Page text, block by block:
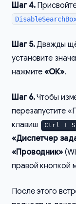
Шаг 4.
Шаг 5.Дважды
установите
нажмите«ОК».
Шаг 6.Чтобы
перезапустите
клавиш
Ctrl +
«Диспетчер
«Проводник»
правой кнопкой
После этого